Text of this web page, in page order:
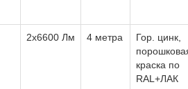
2х6600 Лм 4 метра
Гор. цинк,
краска по
RAL+ЛАК